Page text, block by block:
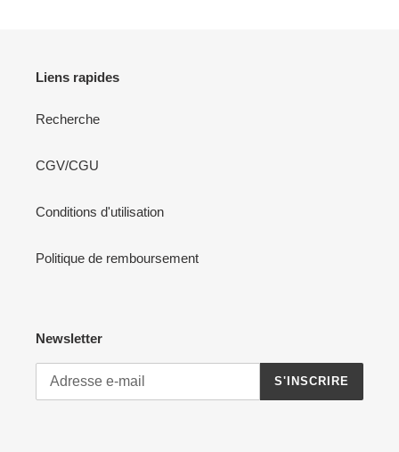
Liens rapides
Recherche
CGV/CGU
Conditions d'utilisation
Politique de remboursement
Newsletter
S'INSCRIRE